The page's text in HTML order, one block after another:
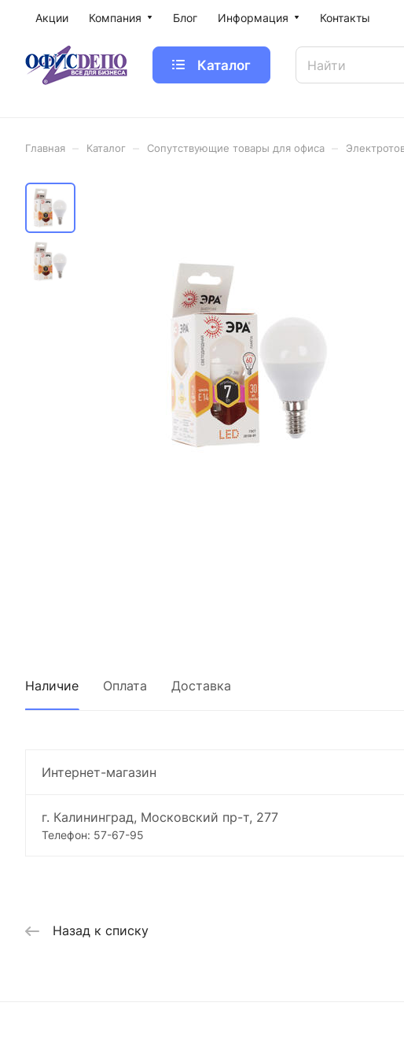
Акции Компания Блог Информация Контакты
Каталог
Главная Каталог Сопутствующие товары для офиса
Наличие Оплата Доставка
Интернет-магазин
г. Калининград, Московский пр-т, 277
Телефон: 57-67-95
Назад к списку